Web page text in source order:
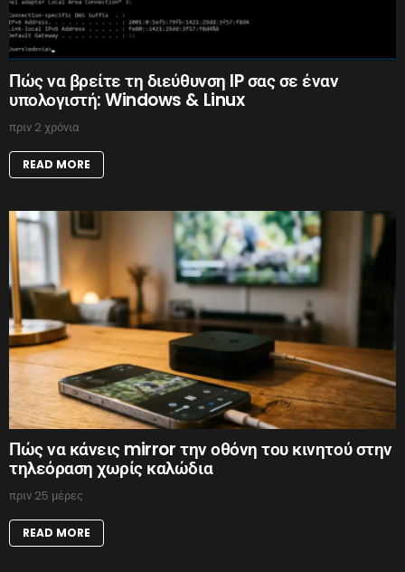
Πώς να βρείτε τη διεύθυνση IP σας σε έναν
υπολογιστή: Windows & Linux
πριν 2 χρόνια
READ MORE
Πώς να κάνεις mirror την οθόνη του κινητού στην
τηλεόραση χωρίς καλώδια
πριν 25 μέρες
READ MORE